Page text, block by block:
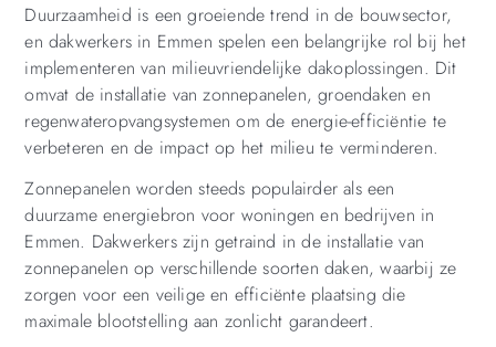
Duurzaamheid is een groeiende trend in de bouwsector,
en dakwerkers in Emmen spelen een belangrijke rol bij het
implementeren van milieuvriendelijke dakoplossingen. Dit
omvat de installatie van zonnepanelen, groendaken en
regenwateropvangsystemen om de energie-efficiëntie te
verbeteren en de impact op het milieu te verminderen.
Zonnepanelen worden steeds populairder als een
duurzame energiebron voor woningen en bedrijven in
Emmen. Dakwerkers zijn getraind in de installatie van
zonnepanelen op verschillende soorten daken, waarbij ze
zorgen voor een veilige en efficiënte plaatsing die
maximale blootstelling aan zonlicht garandeert.